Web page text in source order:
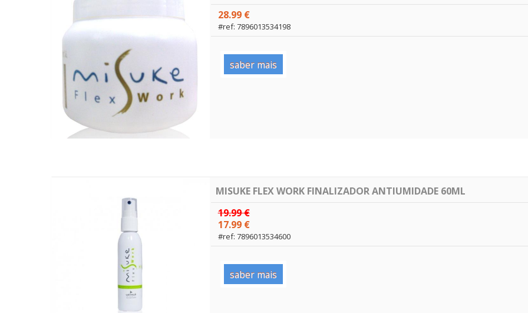
28.99 €
#ref: 7896013534198
saber mais
MISUKE FLEX WORK FINALIZADOR ANTIUMIDADE 60ML
19.99 €
17.99 €
#ref: 7896013534600
saber mais